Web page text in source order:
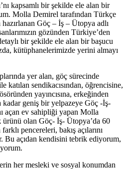
kapsamlı bir şekilde ele alan bir
Molla Demirel tarafından Türkçe
Göç – İş – Ütopya adlı
gözünden Türkiye’den
bir şekilde ele alan bir başucu
kütüphanelerimizde yerini almayı
yer alan, göç sürecinde
katılan sendikacısından, öğrencisine,
yayıncısına, erkeğinden
kadar geniş bir yelpazeye Göç -İş-
açan ev sahipliği yapan Molla
ürünü olan Göç- İş- Ütopya’da 60
pencereleri, bakış açılarını
Bu açıdan kendisini tebrik ediyorum,
her mesleki ve sosyal konumdan